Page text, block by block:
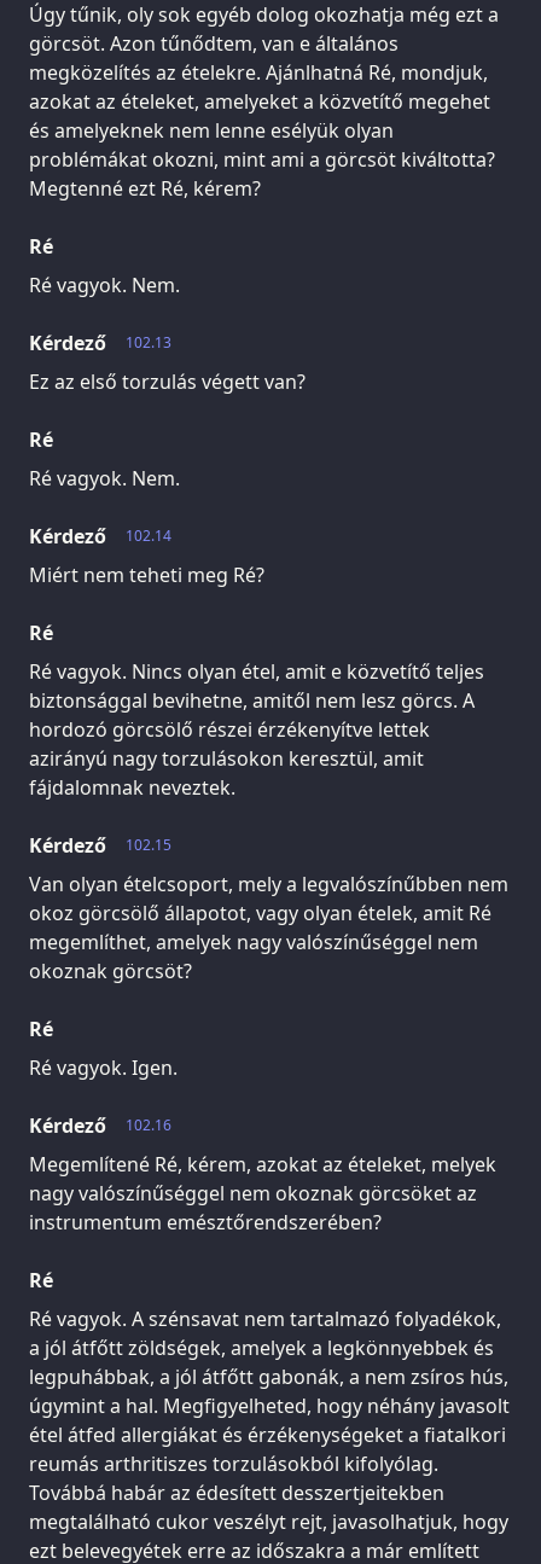
Úgy tűnik, oly sok egyéb dolog okozhatja még ezt a
görcsöt. Azon tűnődtem, van e általános
megközelítés az ételekre. Ajánlhatná Ré, mondjuk,
azokat az ételeket, amelyeket a közvetítő megehet
és amelyeknek nem lenne esélyük olyan
problémákat okozni, mint ami a görcsöt kiváltotta?
Megtenné ezt Ré, kérem?
Ré
Ré vagyok. Nem.
102.13
Kérdező
Ez az első torzulás végett van?
Ré
Ré vagyok. Nem.
102.14
Kérdező
Miért nem teheti meg Ré?
Ré
Ré vagyok. Nincs olyan étel, amit e közvetítő teljes
biztonsággal bevihetne, amitől nem lesz görcs. A
hordozó görcsölő részei érzékenyítve lettek
azirányú nagy torzulásokon keresztül, amit
fájdalomnak neveztek.
102.15
Kérdező
Van olyan ételcsoport, mely a legvalószínűbben nem
okoz görcsölő állapotot, vagy olyan ételek, amit Ré
megemlíthet, amelyek nagy valószínűséggel nem
okoznak görcsöt?
Ré
Ré vagyok. Igen.
102.16
Kérdező
Megemlítené Ré, kérem, azokat az ételeket, melyek
nagy valószínűséggel nem okoznak görcsöket az
instrumentum emésztőrendszerében?
Ré
Ré vagyok. A szénsavat nem tartalmazó folyadékok,
a jól átfőtt zöldségek, amelyek a legkönnyebbek és
legpuhábbak, a jól átfőtt gabonák, a nem zsíros hús,
úgymint a hal. Megfigyelheted, hogy néhány javasolt
étel átfed allergiákat és érzékenységeket a fiatalkori
reumás arthritiszes torzulásokból kifolyólag.
Továbbá habár az édesített desszertjeitekben
megtalálható cukor veszélyt rejt, javasolhatjuk, hogy
ezt belevegyétek erre az időszakra a már említett